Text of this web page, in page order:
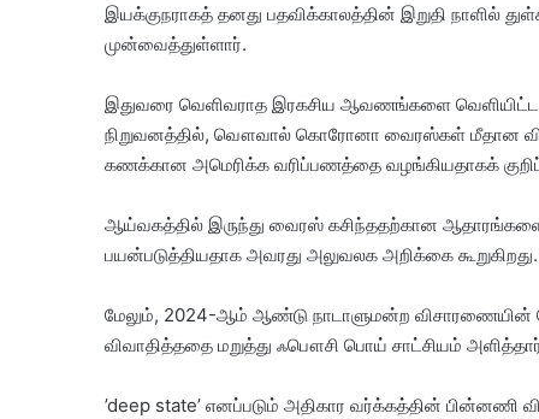
இயக்குநராகத் தனது பதவிக்காலத்தின் இறுதி நாளில்
முன்வைத்துள்ளார்.
​இதுவரை வெளிவராத இரகசிய ஆவணங்களை வெளியிட்ட
நிறுவனத்தில், வௌவால் கொரோனா வைரஸ்கள் மீதான
கணக்கான அமெரிக்க வரிப்பணத்தை வழங்கியதாகக்
​ஆய்வகத்தில் இருந்து வைரஸ் கசிந்ததற்கான
பயன்படுத்தியதாக அவரது அலுவலக அறிக்கை கூறுகிறது.
​மேலும், 2024-ஆம் ஆண்டு நாடாளுமன்ற விசாரணையின்
விவாதித்ததை மறுத்து ஃபௌசி பொய் சாட்சியம்
​’deep state’ எனப்படும் அதிகார வர்க்கத்தின் பின்னணி